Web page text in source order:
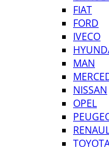
FIAT
FORD
IVECO
MAN
NISSAN
OPEL